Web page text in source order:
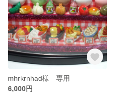
mhrkrnhad様 専用
6,000円